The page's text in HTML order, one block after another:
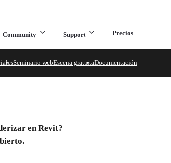
Community Support Precios
Seminario webEscena gratuitaDocumentación
en Revit?